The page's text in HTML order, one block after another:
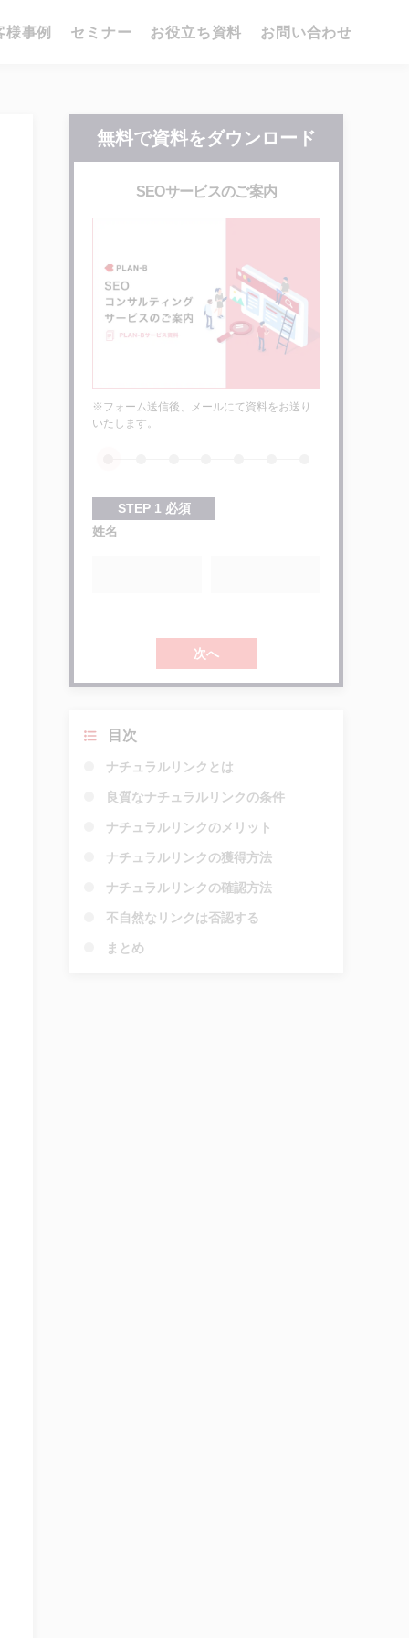
様事例 セミナー お役立ち資料 お問い合わせ
無料で資料をダウンロード
SEOサービスのご案内
※フォーム送信後、メールにて資料をお送り
いたします。
STEP 1 必須
姓名
次へ
目次
ナチュラルリンクとは
良質なナチュラルリンクの条件
ナチュラルリンクのメリット
ナチュラルリンクの獲得方法
ナチュラルリンクの確認方法
不自然なリンクは否認する
まとめ